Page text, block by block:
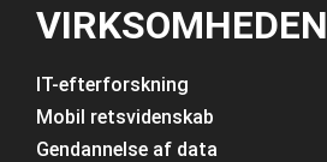
VIRKSOMHEDEN
IT-efterforskning
Mobil retsvidenskab
Gendannelse af data